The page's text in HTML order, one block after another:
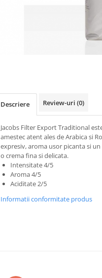
Descriere Review-uri (0)
Jacobs Filter Export Traditional
amestec atent ales de Arabica si
expresiv, aroma usor picanta si
o crema fina si delicata.
Intensitate 4/5
Aroma 4/5
Aciditate 2/5
Informatii conformitate produs